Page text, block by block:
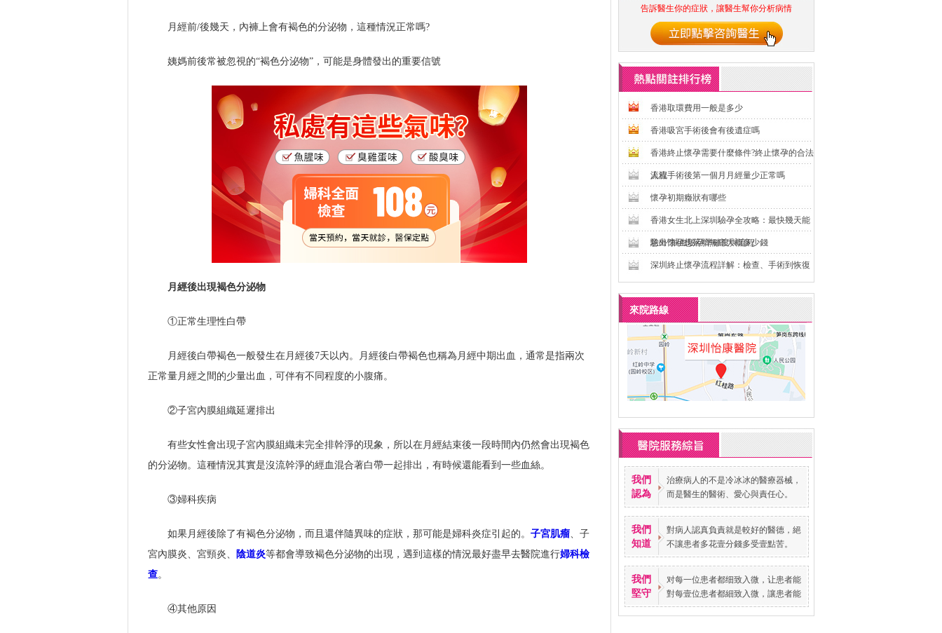
月經前/後幾天，內褲上會有褐色的分泌物，這種情況正常嗎?
姨媽前後常被忽視的“褐色分泌物”，可能是身體發出的重要信號
月經後出現褐色分泌物
①正常生理性白帶
月經後白帶褐色一般發生在月經後7天以內。月經後白帶褐色也稱為月經中期出血，通常是指兩次
正常量月經之間的少量出血，可伴有不同程度的小腹痛。
②子宮內膜組織延遲排出
有些女性會出現子宮內膜組織未完全排幹淨的現象，所以在月經結束後一段時間內仍然會出現褐色
的分泌物。這種情況其實是沒流幹淨的經血混合著白帶一起排出，有時候還能看到一些血絲。
③婦科疾病
如果月經後除了有褐色分泌物，而且還伴隨異味的症狀，那可能是婦科炎症引起的。 子宮肌瘤、子
宮內膜炎、宮頸炎、
陰道炎等都會導致褐色分泌物的出現，遇到這樣的情況最好盡早去醫院進行婦科檢
查。
④其他原因
告訴醫生你的症狀，讓醫生幫你分析病情
香港取環費用一般是多少
香港吸宮手術後會有後遺症嗎
香港終止懷孕需要什麼條件?終止懷孕的合法
流程
人流手術後第一個月月經量少正常嗎
懷孕初期癥狀有哪些
香港女生北上深圳驗孕全攻略：最快幾天能
驗出?抽血驗孕準確度與流程
意外懷孕想落胎無痛大概多少錢
深圳終止懷孕流程詳解：檢查、手術到恢復
來院路線
我們
認為
治療病人的不是冷冰冰的醫療器械，
而是醫生的醫術、愛心與責任心。
我們
知道
對病人認真負責就是較好的醫德，絕
不讓患者多花壹分錢多受壹點苦。
我們
堅守
对每一位患者都细致入微，让患者能
對每壹位患者都細致入微，讓患者能